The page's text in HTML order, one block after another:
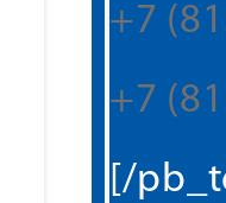
+7
+7
[/